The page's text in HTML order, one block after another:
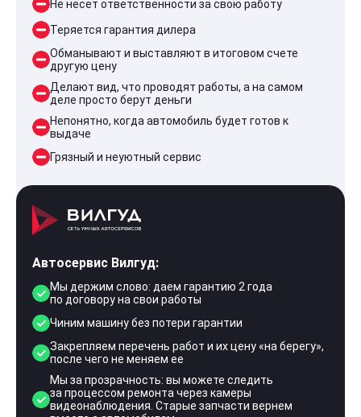
Не несет ответственности за свою работу
Теряется гарантия дилера
Обманывают и выставляют в итоговом счете
другую цену
Делают вид, что проводят работы, а на самом
деле просто берут деньги
Непонятно, когда автомобиль будет готов к
выдаче
Грязный и неуютный сервис
Автосервис Вилгуд:
Мы держим слово: даем гарантию 2 года
по договору на свои работы
Чиним машину без потери гарантии
Закрепляем перечень работ и их цену «на берегу»,
после чего не меняем ее
Мы за прозрачность: вы можете следить
за процессом ремонта через камеры
видеонаблюдения. Старые запчасти вернем